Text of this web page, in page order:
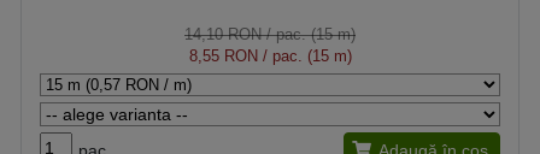
14,10 RON/ pac. (15 m)
8,55 RON/ pac. (15 m)
pac. Adaugă în coș